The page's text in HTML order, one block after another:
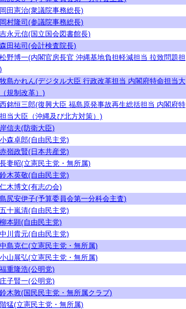
岡田憲治(衆議院事務総長)
岡村隆司(参議院事務総長)
吉永元信(国立国会図書館長)
森田祐司(会計検査院長)
松野博一(内閣官房長官 沖縄基地負担軽減担当 拉致問題担
牧島かれん(デジタル大臣 行政改革担当 内閣府特命担当大
規制改革）)
西銘恒三郎(復興大臣 福島原発事故再生総括担当 内閣府特
当大臣（沖縄及び北方対策）)
岸信夫(防衛大臣)
小森卓郎(自由民主党)
赤嶺政賢(日本共産党)
長妻昭(立憲民主党・無所属)
鈴木英敬(自由民主党)
仁木博文(有志の会)
島尻安伊子(予算委員会第一分科会主査)
五十嵐清(自由民主党)
柳本顕(自由民主党)
中川貴元(自由民主党)
中島克仁(立憲民主党・無所属)
小山展弘(立憲民主党・無所属)
福重隆浩(公明党)
庄子賢一(公明党)
鈴木敦(国民民主党・無所属クラブ)
階猛(立憲民主党・無所属)